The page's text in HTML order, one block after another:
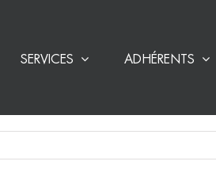
SERVICES ADHÉRENTS